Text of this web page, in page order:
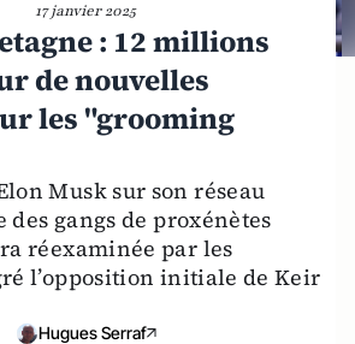
17 janvier 2025
: 12 millions
de nouvelles
les "grooming
Musk sur son réseau
des gangs de proxénètes
réexaminée par les
l’opposition initiale de Keir
Hugues Serraf